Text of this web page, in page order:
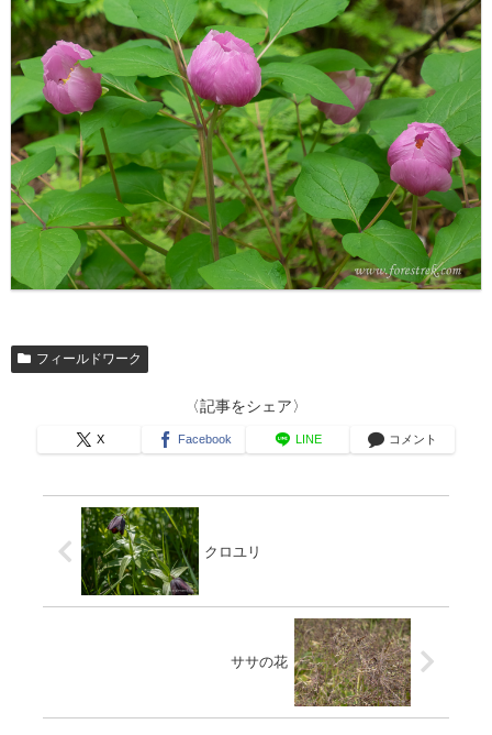
フィールドワーク
〈記事をシェア〉
X Facebook LINE コメント
クロユリ
ササの花